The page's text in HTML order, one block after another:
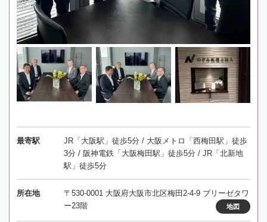
最寄駅
JR「大阪駅」徒歩5分 / 大阪メトロ「西梅田駅」徒歩
3分 / 阪神電鉄「大阪梅田駅」徒歩5分 / JR「北新地
駅」徒歩5分
所在地
〒530-0001 大阪府大阪市北区梅田2-4-9 ブリーゼタワ
ー23階
地図